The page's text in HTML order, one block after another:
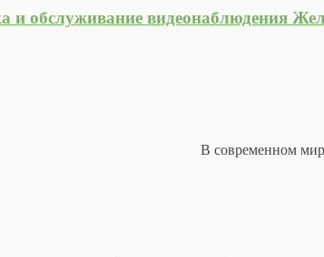
и обслуживание видеонаблюдения
В современном